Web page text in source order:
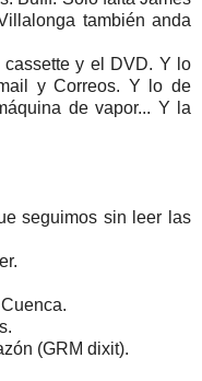
también anda
y el DVD. Y lo
y Correos. Y lo de
de vapor... Y la
seguimos sin leer las
(GRM dixit).